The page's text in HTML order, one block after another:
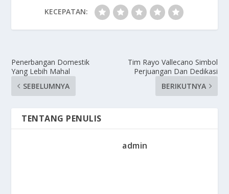
KECEPATAN:
Penerbangan Domestik
Yang Lebih Mahal
SEBELUMNYA
Tim Rayo Vallecano Simbol
Perjuangan Dan Dedikasi
BERIKUTNYA
TENTANG PENULIS
admin